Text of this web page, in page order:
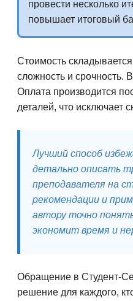
провести несколько
повышает итоговый
Стоимость
сложность и срочность.
Оплата производится
деталей, что исключает
Лучший способ
детально описать
преподавателя на
рекомендации и
автору точно
экономит время и
Обращение в Студент-
решение для каждого,